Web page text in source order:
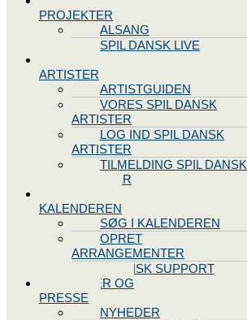
PROJEKTER
ALSANG
SPIL DANSK LIVE
ARTISTER
ARTISTGUIDEN
VORES SPIL DANSK
ARTISTER
LOG IND SPIL DANSK
ARTISTER
TILMELDING SPIL DANSK
ARTISTER
KALENDEREN
SØG I KALENDEREN
OPRET
ARRANGEMENTER
TEKNISK SUPPORT
NYHEDER OG
PRESSE
NYHEDER